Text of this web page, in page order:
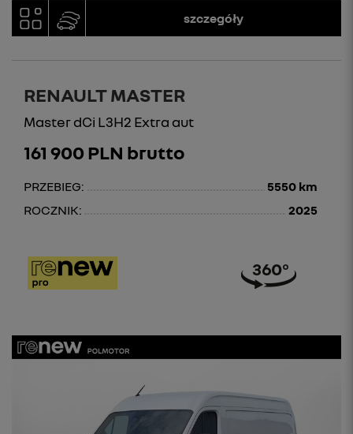
szczegóły
RENAULT MASTER
Master dCi L3H2 Extra aut
161 900 PLN brutto
PRZEBIEG:
5550 km
ROCZNIK:
2025